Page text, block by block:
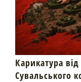
Карикатура
Сувальського